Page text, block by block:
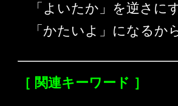
「よいたか」を逆さに
「かたいよ」になるか
［ 関連キーワード ］